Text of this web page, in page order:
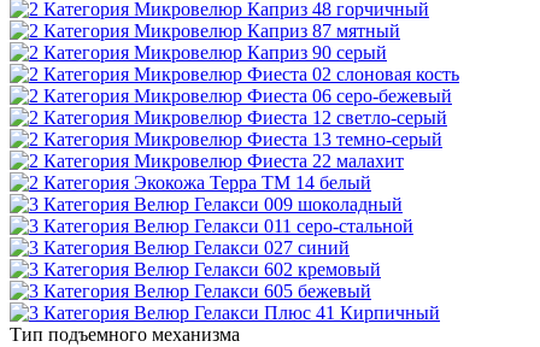
Тип подъемного механизма